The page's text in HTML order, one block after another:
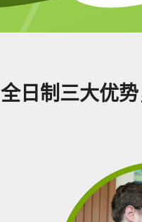
全日制三大优势